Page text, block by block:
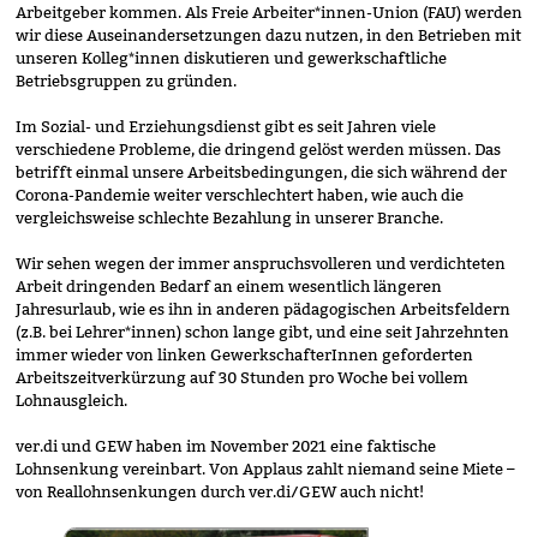
Arbeitgeber kommen. Als Freie Arbeiter*innen-Union (FAU) werden
wir diese Auseinandersetzungen dazu nutzen, in den Betrieben mit
unseren Kolleg*innen diskutieren und gewerkschaftliche
Betriebsgruppen zu gründen.
Im Sozial- und Erziehungsdienst gibt es seit Jahren viele
verschiedene Probleme, die dringend gelöst werden müssen. Das
betrifft einmal unsere Arbeitsbedingungen, die sich während der
Corona-Pandemie weiter verschlechtert haben, wie auch die
vergleichsweise schlechte Bezahlung in unserer Branche.
Wir sehen wegen der immer anspruchsvolleren und verdichteten
Arbeit dringenden Bedarf an einem wesentlich längeren
Jahresurlaub, wie es ihn in anderen pädagogischen Arbeitsfeldern
(z.B. bei Lehrer*innen) schon lange gibt, und eine seit Jahrzehnten
immer wieder von linken GewerkschafterInnen geforderten
Arbeitszeitverkürzung auf 30 Stunden pro Woche bei vollem
Lohnausgleich.
ver.di und GEW haben im November 2021 eine faktische
Lohnsenkung vereinbart. Von Applaus zahlt niemand seine Miete –
von Reallohnsenkungen durch ver.di/GEW auch nicht!